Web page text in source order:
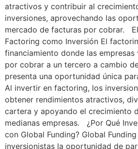
atractivos y contribuir al
inversiones, aprovechando las
mercado de facturas por cobrar.
Factoring como Inversión El
financiamiento donde las empresas
por cobrar a un tercero a cambio
presenta una oportunidad única
Al invertir en factoring, los
obtener rendimientos atractivos,
cartera y apoyando el crecimiento
medianas empresas. ¿Por Qué
con Global Funding? Global
inversionistas la oportunidad de